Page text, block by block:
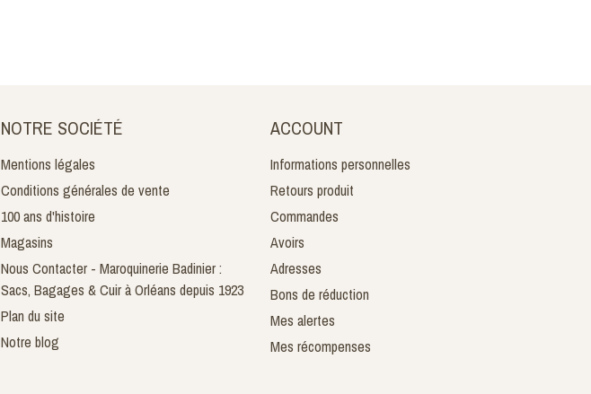
NOTRE SOCIÉTÉ
Mentions légales
Conditions générales de vente
100 ans d'histoire
Magasins
Nous Contacter - Maroquinerie Badinier :
Sacs, Bagages & Cuir à Orléans depuis 1923
Plan du site
Notre blog
ACCOUNT
Informations personnelles
Retours produit
Commandes
Avoirs
Adresses
Bons de réduction
Mes alertes
Mes récompenses